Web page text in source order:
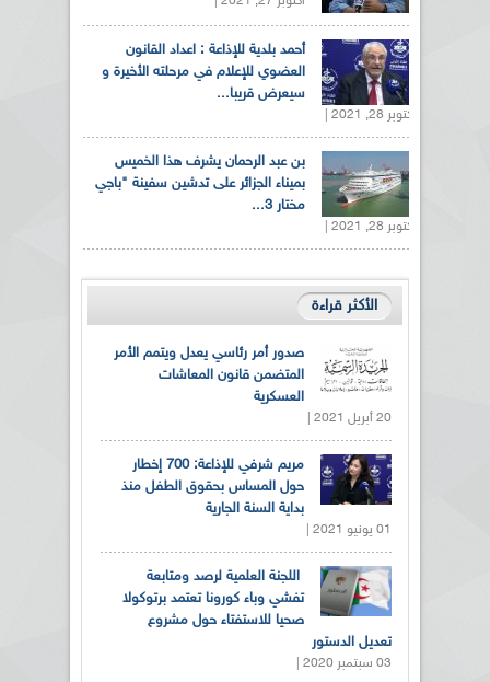
أحمد بلدية للإذاعة : اعداد القانون
العضوي للإعلام في مرحلته الأخيرة و
سيعرض قريبا...
أكتوبر 28, 2021 |
بن عبد الرحمان يشرف هذا الخميس
بميناء الجزائر على تدشين سفينة "باجي
مختار 3...
أكتوبر 28, 2021 |
الأكثر قراءة
صدور أمر رئاسي يعدل ويتمم الأمر
المتضمن قانون المعاشات
العسكرية
20 أبريل 2021 |
مريم شرفي للإذاعة: 700 إخطار
حول المساس بحقوق الطفل منذ
بداية السنة الجارية
01 يونيو 2021 |
اللجنة العلمية لرصد ومتابعة
تفشي وباء كورونا تعتمد برتوكولا
صحيا للاستفتاء حول مشروع
تعديل الدستور
03 سبتمبر 2020 |